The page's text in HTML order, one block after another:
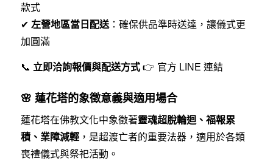
款式
✔ 左營地區當日配送：確保供品準時送達，讓儀式更
加圓滿
📞 立即洽詢報價與配送方式👉 官方 LINE 連結
🌸 蓮花塔的象徵意義與適用場合
蓮花塔在佛教文化中象徵著靈魂超脫輪迴、福報累
積、業障減輕，是超渡亡者的重要法器，適用於各類
喪禮儀式與祭祀活動。